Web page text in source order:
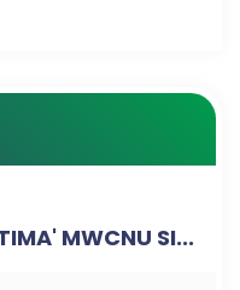
MWCNU SI...